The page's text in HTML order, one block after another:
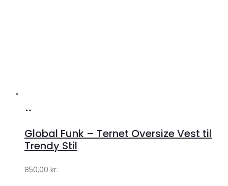
Lykke
Lykke
Global Funk – Ternet Oversize Vest til
Trendy Stil
850,00 kr.